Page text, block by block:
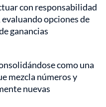
con responsabilidad
opciones de
ganancias
como una
mezcla números y
nuevas